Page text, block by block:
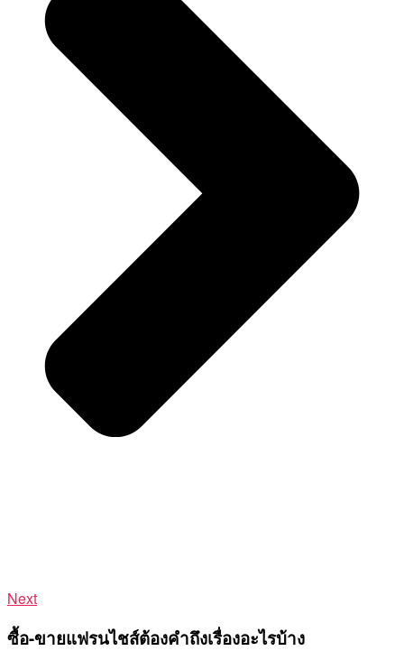
Next
ซื้อ-ขายแฟรนไชส์ต้องคำถึงเรื่องอะไรบ้าง